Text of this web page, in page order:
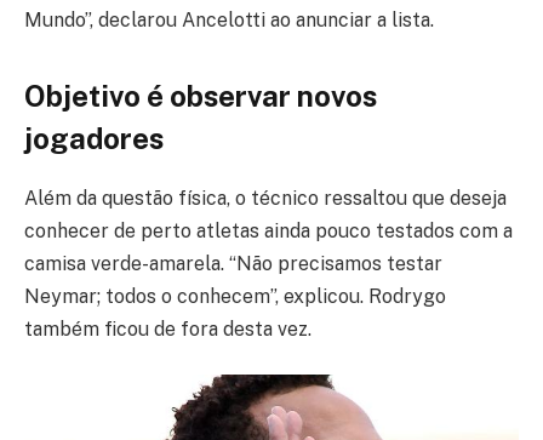
Mundo”, declarou Ancelotti ao anunciar a lista.
Objetivo é observar novos
jogadores
Além da questão física, o técnico ressaltou que deseja
conhecer de perto atletas ainda pouco testados com a
camisa verde-amarela. “Não precisamos testar
Neymar; todos o conhecem”, explicou. Rodrygo
também ficou de fora desta vez.